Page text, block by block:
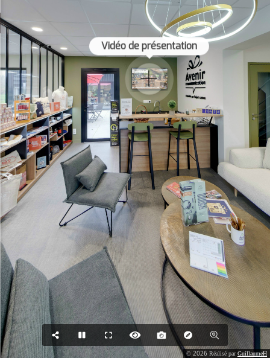
Vidéo de présentation
© 2026 Réalisé parGuillaumeH